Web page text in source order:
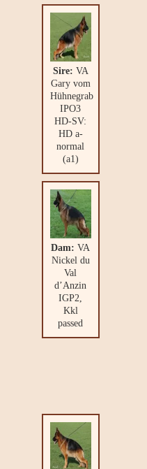
Sire: VA
Gary vom
Hühnegrab
IPO3
HD-SV:
HD a-
normal
(a1)
Dam:VA
Nickel du
Val
d’Anzin
IGP2,
Kkl
passed